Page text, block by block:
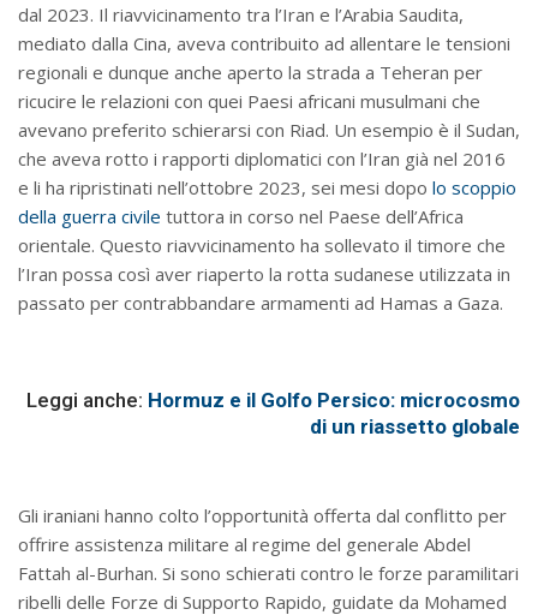
dal 2023. Il riavvicinamento tra l’Iran e l’Arabia Saudita,
mediato dalla Cina, aveva contribuito ad allentare le tensioni
regionali e dunque anche aperto la strada a Teheran per
ricucire le relazioni con quei Paesi africani musulmani che
avevano preferito schierarsi con Riad. Un esempio è il Sudan,
che aveva rotto i rapporti diplomatici con l’Iran già nel 2016
e li ha ripristinati nell’ottobre 2023, sei mesi dopo lo scoppio
della guerra civile tuttora in corso nel Paese dell’Africa
orientale. Questo riavvicinamento ha sollevato il timore che
l’Iran possa così aver riaperto la rotta sudanese utilizzata in
passato per contrabbandare armamenti ad Hamas a Gaza.
Leggi anche: Hormuz e il Golfo Persico: microcosmo
di un riassetto globale
Gli iraniani hanno colto l’opportunità offerta dal conflitto per
offrire assistenza militare al regime del generale Abdel
Fattah al-Burhan. Si sono schierati contro le forze paramilitari
ribelli delle Forze di Supporto Rapido, guidate da Mohamed